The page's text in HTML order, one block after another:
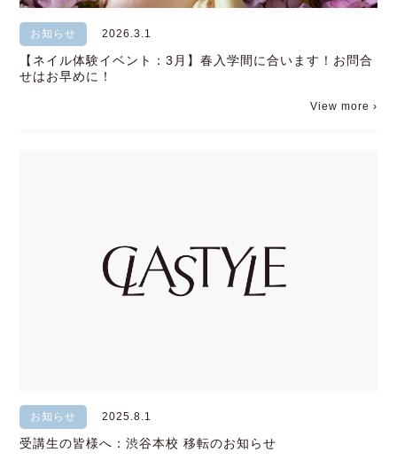
お知らせ 2026.3.1
【ネイル体験イベント：3月】春入学間に合います！お問合
せはお早めに！
View more ›
お知らせ 2025.8.1
受講生の皆様へ：渋谷本校 移転のお知らせ